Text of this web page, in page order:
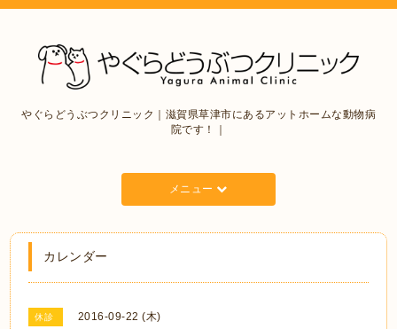
やぐらどうぶつクリニック｜滋賀県草津市にあるアットホームな動物病
院です！｜
メニュー
カレンダー
休診 2016-09-22 (木)